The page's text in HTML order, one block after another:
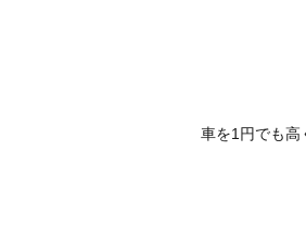
車を1円でも高